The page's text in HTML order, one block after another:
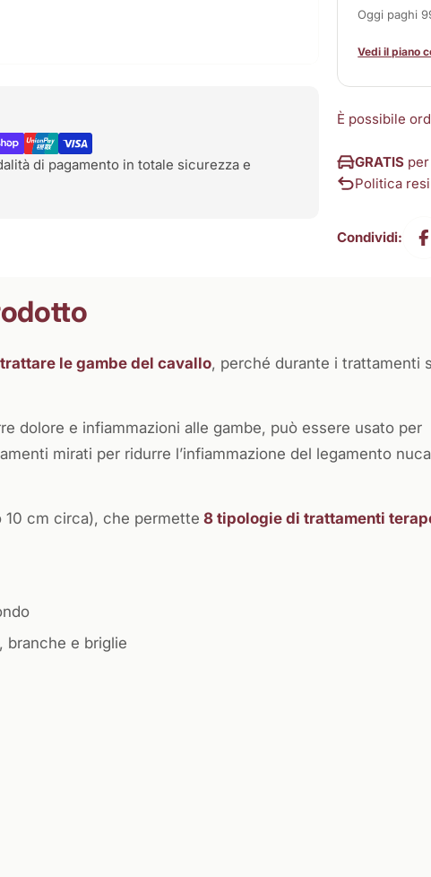
di pagamento in totale sicurezza e
Oggi paghi
Vedi il piano
È possibile
GRATIS
Politica resi
Condividi:
le gambe del cavallo, perché durante i trattamenti
dolore e infiammazioni alle gambe, può essere usato per
mirati per ridurre l’infiammazione del legamento
10 cm circa), che permette 8 tipologie di trattamenti
branche e briglie